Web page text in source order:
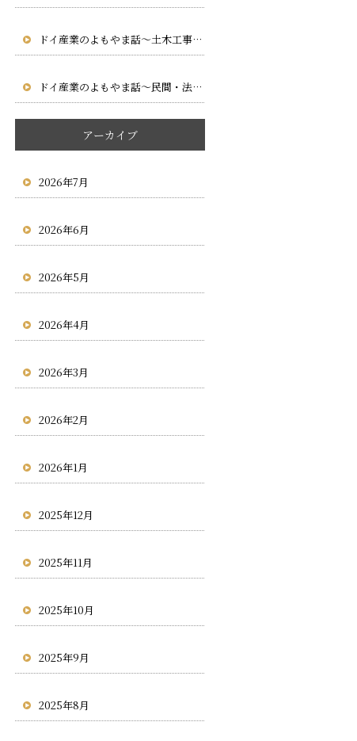
ドイ産業のよもやま話～土木工事における安全管理の大切さ
ドイ産業のよもやま話～民間・法人・行政から求められる～
アーカイブ
2026年7月
2026年6月
2026年5月
2026年4月
2026年3月
2026年2月
2026年1月
2025年12月
2025年11月
2025年10月
2025年9月
2025年8月